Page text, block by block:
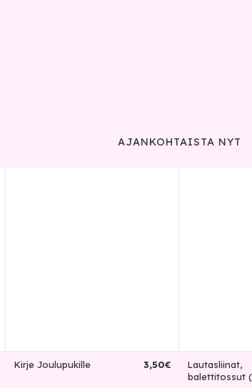
AJANKOHTAISTA NYT
Kirje Joulupukille 3,50€
Lautasliinat,
balettitossut